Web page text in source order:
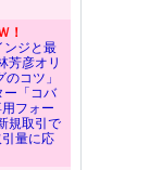
！
ンジと最
芳彦オリ
コツ」
ー「コバ
フォー
規取引で
量に応